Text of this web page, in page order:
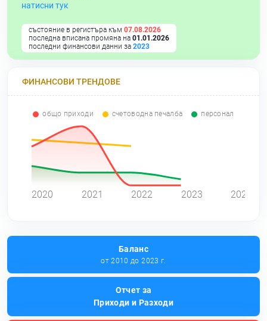
натисни тук
състояние в регистъра към 07.08.2026
последна вписана промяна на 01.01.2026
последни финансови данни за 2023
ФИНАНСОВИ ТРЕНДОВЕ
общо приходи счетоводна печалба персонал
2020 2021 2022 2023 2024
Баланс
от 2010 до 2023 г.
Отчет за
Приходи и Разходи